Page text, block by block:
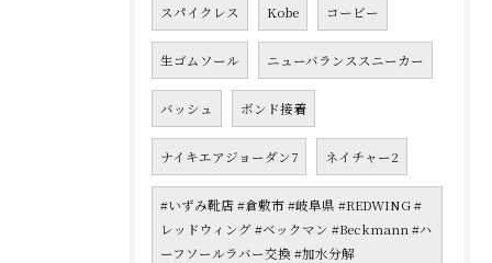
スパイクレス Kobe コービー
生ゴムソール ニューバランススニーカー
バッシュ ボンド接着
ナイキエアジョーダン7 ネイチャー2
#いずみ靴店 #倉敷市 #岐阜県 #REDWING #
レッドウィング #ベックマン #Beckmann #ハ
ーフソールラバー交換 #加水分解